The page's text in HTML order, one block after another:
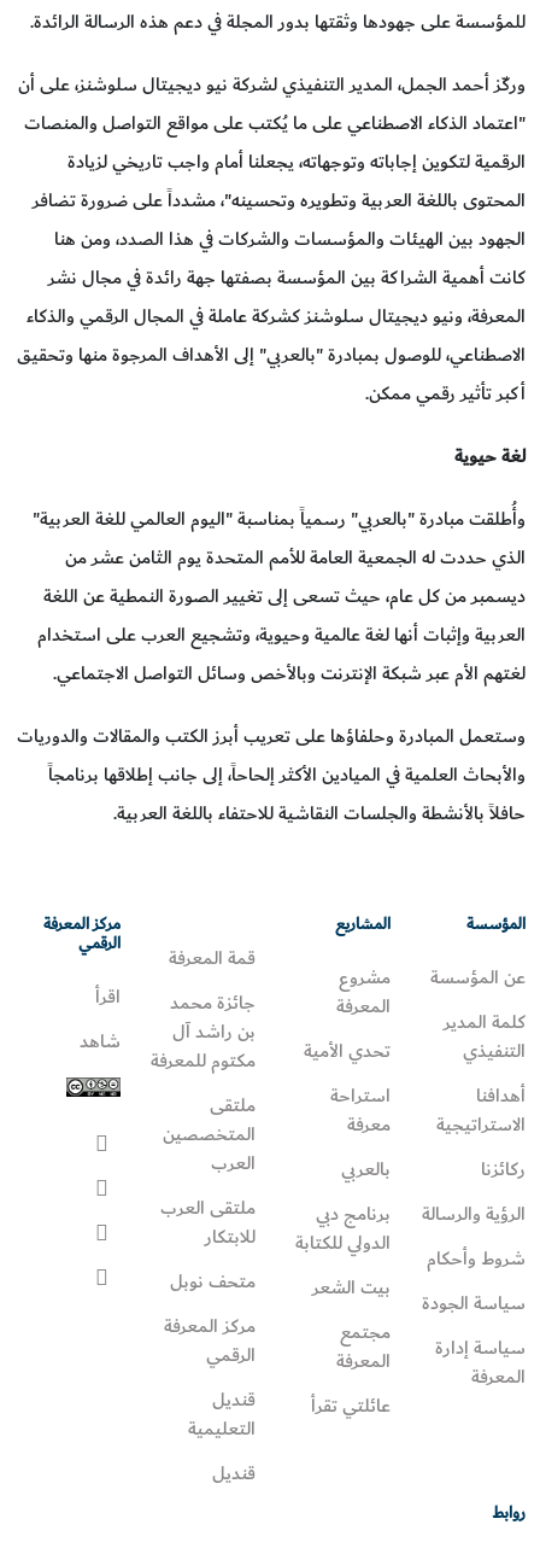
للمؤسسة على جهودها وثقتها بدور المجلة في دعم هذه الرسالة الرائدة.
وركّز أحمد الجمل، المدير التنفيذي لشركة نيو ديجيتال سلوشنز، على أن
"اعتماد الذكاء الاصطناعي على ما يُكتب على مواقع التواصل والمنصات
الرقمية لتكوين إجاباته وتوجهاته، يجعلنا أمام واجب تاريخي لزيادة
المحتوى باللغة العربية وتطويره وتحسينه"، مشدداً على ضرورة تضافر
الجهود بين الهيئات والمؤسسات والشركات في هذا الصدد، ومن هنا
كانت أهمية الشراكة بين المؤسسة بصفتها جهة رائدة في مجال نشر
المعرفة، ونيو ديجيتال سلوشنز كشركة عاملة في المجال الرقمي والذكاء
الاصطناعي، للوصول بمبادرة "بالعربي" إلى الأهداف المرجوة منها وتحقيق
أكبر تأثير رقمي ممكن.
لغة حيوية
وأُطلقت مبادرة "بالعربي" رسمياً بمناسبة "اليوم العالمي للغة العربية"
الذي حددت له الجمعية العامة للأمم المتحدة يوم الثامن عشر من
ديسمبر من كل عام، حيث تسعى إلى تغيير الصورة النمطية عن اللغة
العربية وإثبات أنها لغة عالمية وحيوية، وتشجيع العرب على استخدام
لغتهم الأم عبر شبكة الإنترنت وبالأخص وسائل التواصل الاجتماعي.
وستعمل المبادرة وحلفاؤها على تعريب أبرز الكتب والمقالات والدوريات
والأبحاث العلمية في الميادين الأكثر إلحاحاً، إلى جانب إطلاقها برنامجاً
حافلاً بالأنشطة والجلسات النقاشية للاحتفاء باللغة العربية.
المؤسسة
عن المؤسسة
كلمة المدير
التنفيذي
أهدافنا
الاستراتيجية
ركائزنا
الرؤية والرسالة
شروط وأحكام
سياسة الجودة
سياسة إدارة
المعرفة
المشاريع
مشروع
المعرفة
تحدي الأمية
استراحة
معرفة
بالعربي
برنامج دبي
الدولي للكتابة
بيت الشعر
مجتمع
المعرفة
عائلتي تقرأ‎
قمة المعرفة
جائزة محمد
بن راشد آل
مكتوم للمعرفة
ملتقى
المتخصصين
العرب
ملتقى العرب
للابتكار
متحف نوبل
مركز المعرفة
الرقمي
قنديل
التعليمية
قنديل
مركز المعرفة
الرقمي
اقرأ
شاهد
روابط